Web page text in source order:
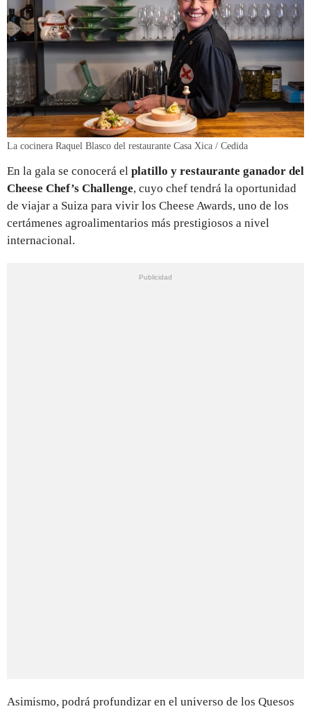
La cocinera Raquel Blasco del restaurante Casa Xica / Cedida
En la gala se conocerá el platillo y restaurante ganador del
Cheese Chef’s Challenge, cuyo chef tendrá la oportunidad
de viajar a Suiza para vivir los Cheese Awards, uno de los
certámenes agroalimentarios más prestigiosos a nivel
internacional.
Asimismo, podrá profundizar en el universo de los Quesos